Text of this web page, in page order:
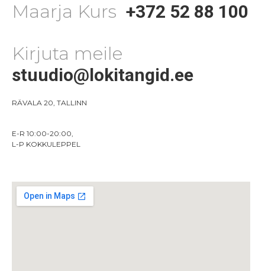
Maarja Kurs +372 52 88 100
Kirjuta meile
stuudio@lokitangid.ee
RÄVALA 20, TALLINN
E-R 10:00-20:00,
L-P KOKKULEPPEL